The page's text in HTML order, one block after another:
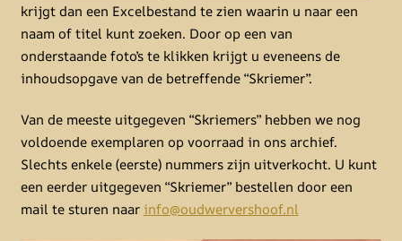
krijgt dan een Excelbestand te zien waarin u naar een
naam of titel kunt zoeken. Door op een van
onderstaande foto’s te klikken krijgt u eveneens de
inhoudsopgave van de betreffende “Skriemer”.
Van de meeste uitgegeven “Skriemers” hebben we nog
voldoende exemplaren op voorraad in ons archief.
Slechts enkele (eerste) nummers zijn uitverkocht. U kunt
een eerder uitgegeven “Skriemer” bestellen door een
mail te sturen naar info@oudwervershoof.nl